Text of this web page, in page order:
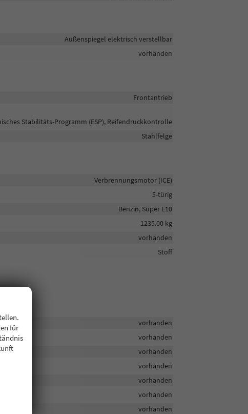
Außenspiegel elektrisch verstellbar
vorhanden
Frontantrieb
Stabilitäts-Programm (ESP), Reifendruckkontrolle
Stahlfelge
Verbrennungsmotor (ICE)
5-türig
Benzin, Super E10
1235.00 kg
vorhanden
Stoff
vorhanden
vorhanden
vorhanden
vorhanden
vorhanden
vorhanden
vorhanden
für